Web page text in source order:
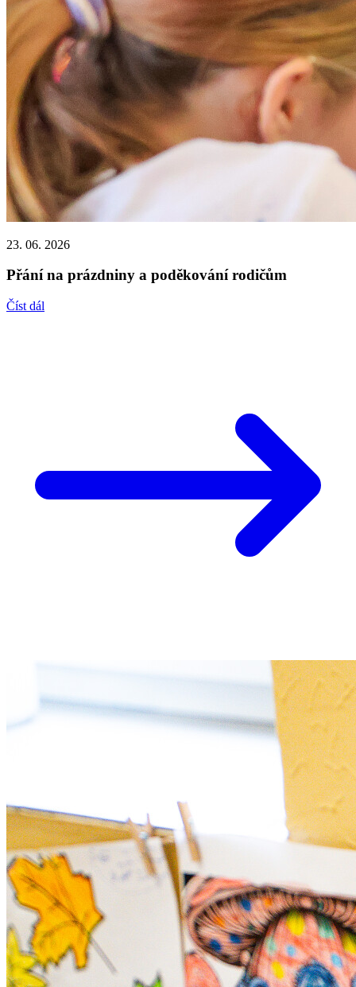
23. 06. 2026
Přání na prázdniny a poděkování rodičům
Číst dál